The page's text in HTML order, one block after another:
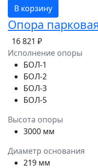
В корзину
Опора
16 821 ₽
Исполнение опоры
БОЛ-1
БОЛ-2
БОЛ-3
БОЛ-5
Высота опоры
3000 мм
Диаметр основания
219 мм